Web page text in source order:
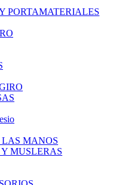
PORTAMATERIALES
MANOS
MUSLERAS